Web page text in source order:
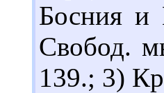
Босния и
Свобод.
139.; 3)